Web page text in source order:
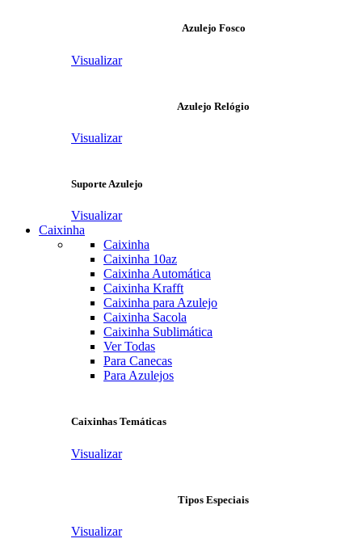
Azulejo Fosco
Visualizar
Azulejo Relógio
Visualizar
Suporte Azulejo
Visualizar
Caixinha
Caixinha
Caixinha 10az
Caixinha Automática
Caixinha Krafft
Caixinha para Azulejo
Caixinha Sacola
Caixinha Sublimática
Ver Todas
Para Canecas
Para Azulejos
Caixinhas Temáticas
Visualizar
Tipos Especiais
Visualizar